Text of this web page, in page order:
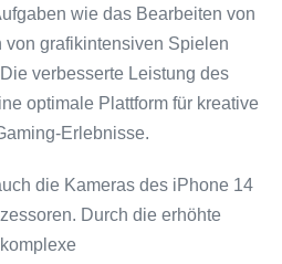
wie das Bearbeiten von
grafikintensiven Spielen
verbesserte Leistung des
optimale Plattform für kreative
Erlebnisse.
die Kameras des iPhone 14
Durch die erhöhte